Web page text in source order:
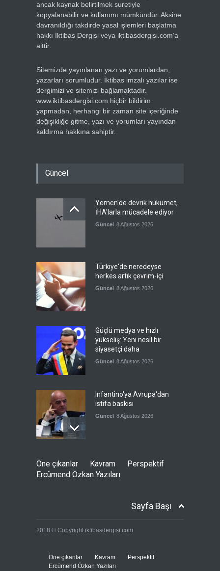
ancak kaynak belirtilmek suretiyle
kopyalanabilir ve kullanımı mümkündür. Aksine
davranıldığı takdirde yasal işlemleri başlatma
hakkı İktibas Dergisi veya iktibasdergisi.com’a
aittir.
Sitemizde yayınlanan yazı ve yorumlardan,
yazarları sorumludur. İktibas imzalı yazılar ise
dergimizi ve sitemizi bağlamaktadır.
www.iktibasdergisi.com hiçbir bildirim
yapmadan, herhangi bir zaman site içeriğinde
değişikliğe gitme, yazı ve yorumları yayından
kaldırma hakkına sahiptir.
Güncel
Yemen'de devrik hükümet,
İHA'larla mücadele ediyor
Güncel 8 Ağustos 2026
Türkiye'de neredeyse
herkes artık çevrim-içi
Güncel 8 Ağustos 2026
Güçlü medya ve hızlı
yükseliş: Yeni nesil bir
siyasetçi daha
Güncel 8 Ağustos 2026
Infantino'ya Avrupa'dan
istifa baskısı
Güncel 8 Ağustos 2026
Kolombiya, solcu Petro'nun
yerine aşırı sağcı Espriella'yı
getirdi
Mekke Anlaşmasını övdü
Öne çıkanlar Kavram
Perspektif
Ercümend Özkan Yazıları
Sayfa Başı
2018 © Copyright iktibasdergisi.com
Öne çıkanlar Kavram
Perspektif
Ercümend Özkan Yazıları